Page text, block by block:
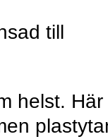
till
helst. Här